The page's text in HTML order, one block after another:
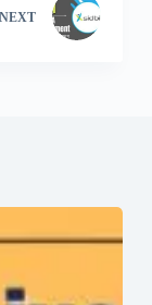
NEXT